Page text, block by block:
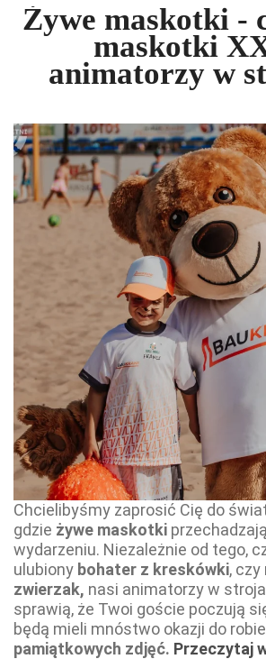
Żywe maskotki -
maskotki
animatorzy w
Chcielibyśmy zaprosić Cię do
gdzie żywe maskotki
wydarzeniu. Niezależnie od tego,
ulubiony bohater z kreskówki, czy
zwierzak, nasi animatorzy w
sprawią, że Twoi goście poczują
będą mieli mnóstwo okazji do
pamiątkowych zdjęć. Przeczytaj